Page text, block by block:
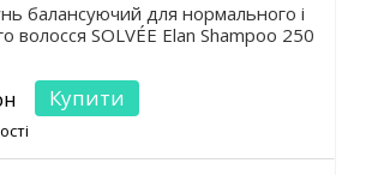
балансуючий для нормального і
волосся SOLVÉE Elan Shampoo 250
Купити